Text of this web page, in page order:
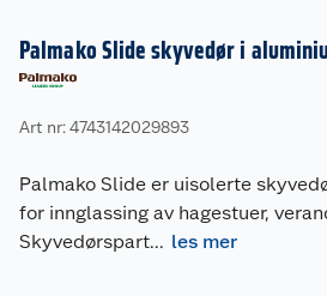
Palmako Slide skyvedør i
Art nr: 4743142029893
Palmako Slide er uisolerte
for innglassing av hagestuer,
Skyvedørspart... les mer